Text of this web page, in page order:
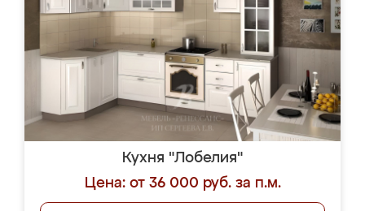
Кухня "Лобелия"
Цена: от 36 000 руб. за п.м.